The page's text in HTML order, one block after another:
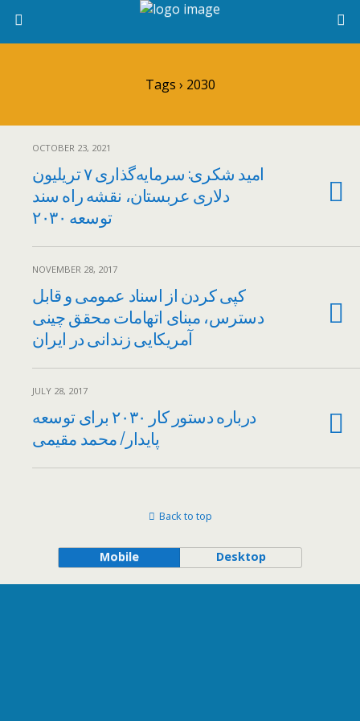
Tags › 2030
OCTOBER 23, 2021
امید شکری: سرمایه‌گذاری ۷ تریلیون
دلاری عربستان، نقشه راه سند
توسعه ۲۰۳۰
NOVEMBER 28, 2017
کپی کردن از اسناد عمومی و قابل
دسترس، مبنای اتهامات محقق چینی
آمریکایی زندانی در ایران
JULY 28, 2017
درباره دستور کار ۲۰۳۰ برای توسعه
پایدار/ محمد مقیمی
Back to top
Mobile Desktop